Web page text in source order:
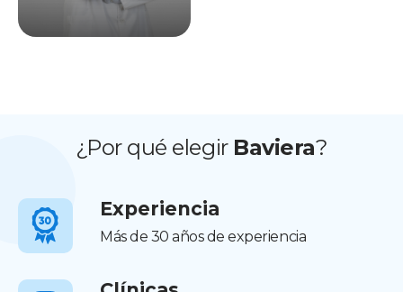
¿Por qué elegir Baviera?
Experiencia
Más de 30 años de experiencia